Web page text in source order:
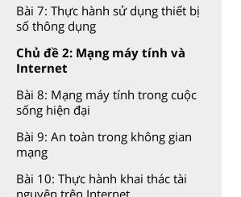
Bài 7: Thực hành sử dụng thiết bị
số thông dụng
Chủ đề 2: Mạng máy tính và
Internet
Bài 8: Mạng máy tính trong cuộc
sống hiện đại
Bài 9: An toàn trong không gian
mạng
Bài 10: Thực hành khai thác tài
nguyên trên Internet